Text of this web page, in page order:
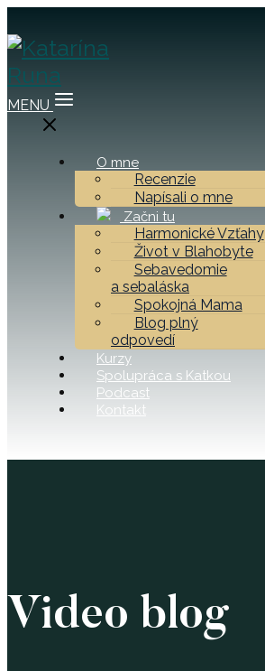
MENU
O mne
Recenzie
Napísali o mne
Začni tu
Harmonické Vzťahy
Život v Blahobyte
Sebavedomie
a sebaláska
Spokojná Mama
Blog plný
odpovedí
Kurzy
Spolupráca s Katkou
Podcast
Kontakt
Video blog